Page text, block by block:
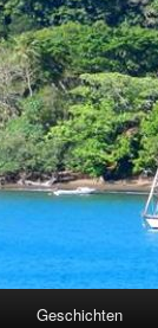
Geschichten